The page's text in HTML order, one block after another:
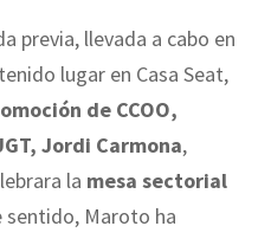
previa, llevada a cabo en
lugar en Casa Seat,
de CCOO,
Jordi Carmona,
la mesa sectorial
sentido, Maroto ha